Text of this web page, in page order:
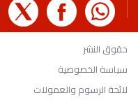
حقوق النشر
سياسة الخصوصية
لائحة الرسوم والعمولات